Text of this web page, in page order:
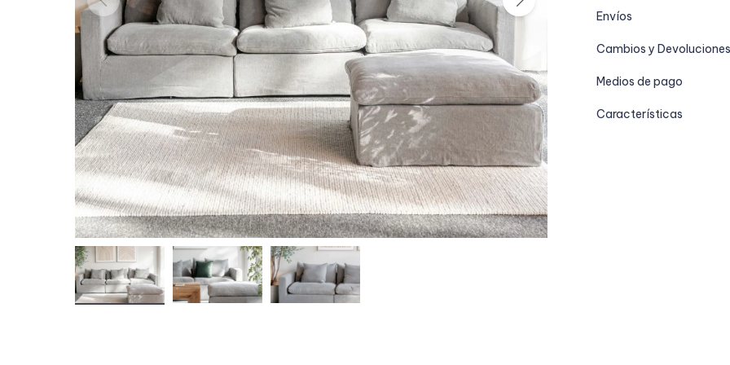
Envíos
Cambios y Devoluciones
Medios de pago
Características